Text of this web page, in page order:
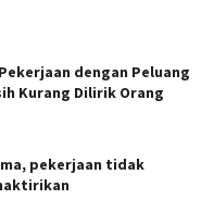
dengan Peluang
Kurang Dilirik Orang
pekerjaan tidak